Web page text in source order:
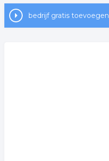
bedrijf gratis toevoegen